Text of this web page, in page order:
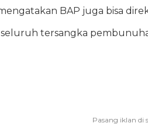
BAP juga bisa
seluruh tersangka